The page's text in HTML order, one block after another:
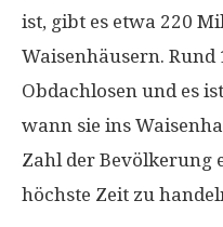
ist, gibt es etwa 220
Waisenhäusern.
Obdachlosen und es
wann sie ins
Zahl der Bevölkerung
höchste Zeit zu